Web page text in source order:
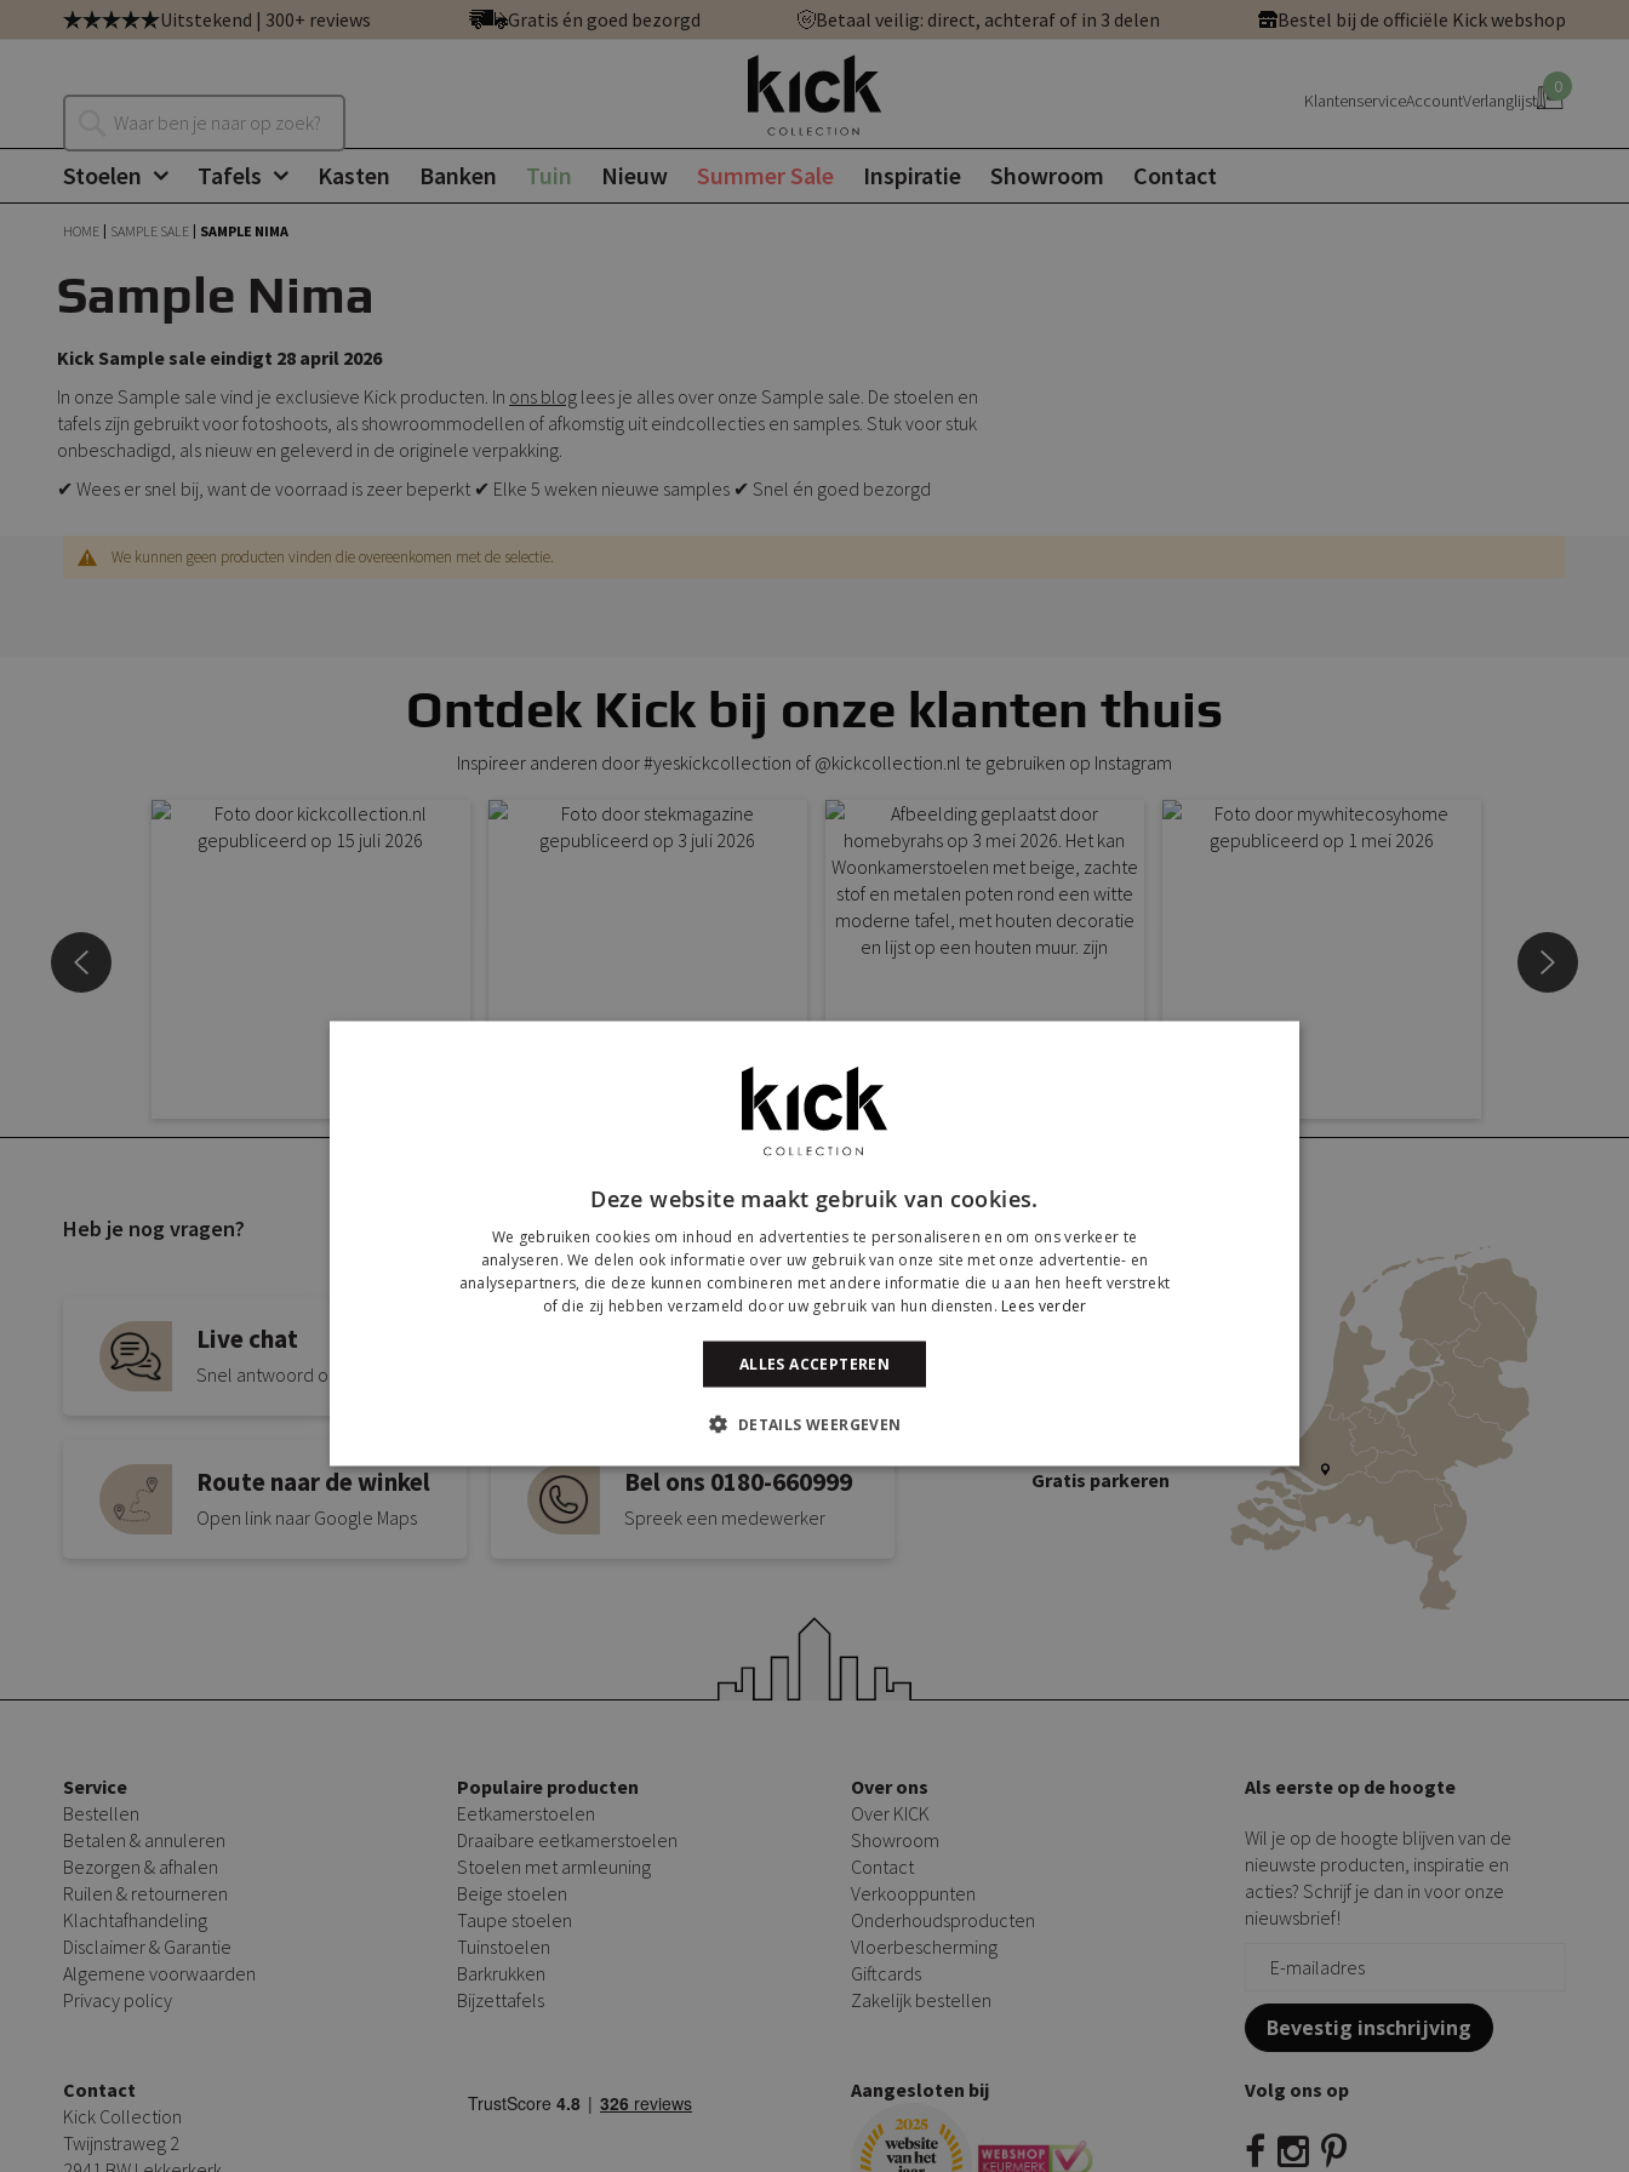
Ga
direct
naar
inhoud
Uitstekend | 300+ reviews Gratis én goed bezorgd Betaal veilig: direct, achteraf of in 3 delen Bestel bij de officiële Kick webshop
Zoeken
KlantenserviceAccountVerlanglijst
0
Stoelen Tafels Kasten Banken Tuin Nieuw Summer Sale Inspiratie Showroom Contact
HOME SAMPLE SALE SAMPLE NIMA
Sample Nima
Kick Sample sale eindigt 28 april 2026
In onze Sample sale vind je exclusieve Kick producten. In ons blog lees je alles over onze Sample sale. De stoelen en
tafels zijn gebruikt voor fotoshoots, als showroommodellen of afkomstig uit eindcollecties en samples. Stuk voor stuk
onbeschadigd, als nieuw en geleverd in de originele verpakking.
✔ Wees er snel bij, want de voorraad is zeer beperkt ✔ Elke 5 weken nieuwe samples ✔ Snel én goed bezorgd
We kunnen geen producten vinden die overeenkomen met de selectie.
Ontdek Kick bij onze klanten thuis
Inspireer anderen door #yeskickcollection of @kickcollection.nl te gebruiken op Instagram
Heb je nog vragen?
Live chat
Snel antwoord op je vraag
Mail ons via
info@kickcollection.nl
Route naar de winkel
Open link naar Google Maps
Bel ons 0180-660999
Spreek een medewerker
Gratis parkeren
Service
Bestellen
Betalen & annuleren
Bezorgen & afhalen
Ruilen & retourneren
Klachtafhandeling
Disclaimer & Garantie
Algemene voorwaarden
Privacy policy
Populaire producten
Eetkamerstoelen
Draaibare eetkamerstoelen
Stoelen met armleuning
Beige stoelen
Taupe stoelen
Tuinstoelen
Barkrukken
Bijzettafels
Over ons
Over KICK
Showroom
Contact
Verkooppunten
Onderhoudsproducten
Vloerbescherming
Giftcards
Zakelijk bestellen
Als eerste op de hoogte
Wil je op de hoogte blijven van de
nieuwste producten, inspiratie en
acties? Schrijf je dan in voor onze
nieuwsbrief!
Bevestig inschrijving
Contact
Kick Collection
Twijnstraweg 2
Aangesloten bij Volg ons op
Deze website maakt gebruik van cookies.
We gebruiken cookies om inhoud en advertenties te personaliseren en om ons verkeer te
analyseren. We delen ook informatie over uw gebruik van onze site met onze advertentie- en
analysepartners, die deze kunnen combineren met andere informatie die u aan hen heeft verstrekt
of die zij hebben verzameld door uw gebruik van hun diensten. Lees verder
ALLES ACCEPTEREN
DETAILS WEERGEVEN